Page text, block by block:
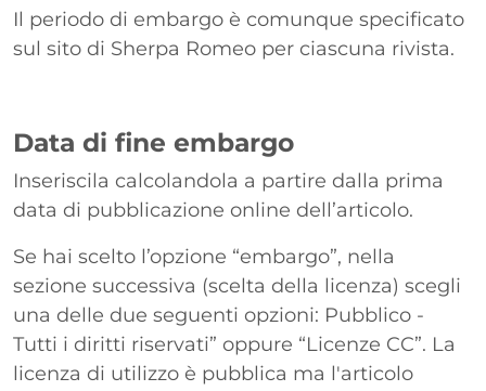
Il periodo di embargo è comunque specificato
sul sito di Sherpa Romeo per ciascuna rivista.
Data di fine embargo
Inseriscila calcolandola a partire dalla prima
data di pubblicazione online dell’articolo.
Se hai scelto l’opzione “embargo”, nella
sezione successiva (scelta della licenza) scegli
una delle due seguenti opzioni: Pubblico -
Tutti i diritti riservati” oppure “Licenze CC”. La
licenza di utilizzo è pubblica ma l'articolo